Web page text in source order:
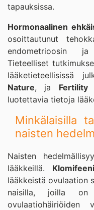
tapauksissa.
Hormonaalinen
osoittautunut
endometrioosin ja
Tieteelliset
lääketieteellisissä
Nature, ja Fertility
luotettavia tietoja
Minkälaisilla
naisten
Naisten
lääkkeillä.
lääkkeistä ovulaation
naisilla, joilla on
ovulaatiohäiriöiden